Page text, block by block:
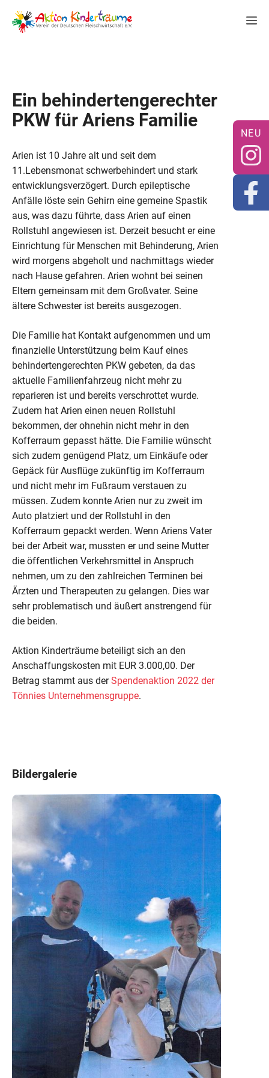
Inhalt
springen
Ein behindertengerechter
PKW für Ariens Familie
Arien ist 10 Jahre alt und seit dem
11.Lebensmonat schwerbehindert und stark
entwicklungsverzögert. Durch epileptische
Anfälle löste sein Gehirn eine gemeine Spastik
aus, was dazu führte, dass Arien auf einen
Rollstuhl angewiesen ist. Derzeit besucht er eine
Einrichtung für Menschen mit Behinderung, Arien
wird morgens abgeholt und nachmittags wieder
nach Hause gefahren. Arien wohnt bei seinen
Eltern gemeinsam mit dem Großvater. Seine
ältere Schwester ist bereits ausgezogen.
Die Familie hat Kontakt aufgenommen und um
finanzielle Unterstützung beim Kauf eines
behindertengerechten PKW gebeten, da das
aktuelle Familienfahrzeug nicht mehr zu
reparieren ist und bereits verschrottet wurde.
Zudem hat Arien einen neuen Rollstuhl
bekommen, der ohnehin nicht mehr in den
Kofferraum gepasst hätte. Die Familie wünscht
sich zudem genügend Platz, um Einkäufe oder
Gepäck für Ausflüge zukünftig im Kofferraum
und nicht mehr im Fußraum verstauen zu
müssen. Zudem konnte Arien nur zu zweit im
Auto platziert und der Rollstuhl in den
Kofferraum gepackt werden. Wenn Ariens Vater
bei der Arbeit war, mussten er und seine Mutter
die öffentlichen Verkehrsmittel in Anspruch
nehmen, um zu den zahlreichen Terminen bei
Ärzten und Therapeuten zu gelangen. Dies war
sehr problematisch und äußert anstrengend für
die beiden.
Aktion Kinderträume beteiligt sich an den
Anschaffungskosten mit EUR 3.000,00. Der
Betrag stammt aus derSpendenaktion 2022 der
Tönnies Unternehmensgruppe.
Bildergalerie